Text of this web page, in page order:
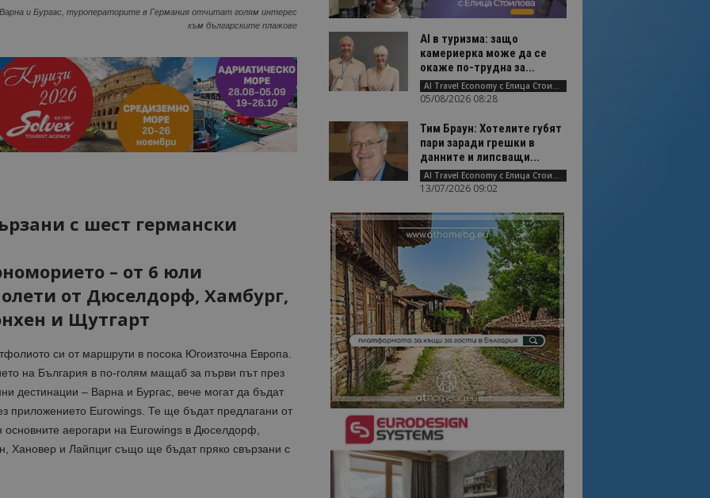
и Бургас, туроператорите в Германия отчитат голям интерес
към българските плажове
с шест германски
– от 6 юли
от Дюселдорф, Хамбург,
и Щутгарт
си от маршрути в посока Югоизточна Европа.
на България в по-голям мащаб за първи път през
дестинации – Варна и Бургас, вече могат да бъдат
приложението Eurowings. Те ще бъдат предлагани от
аерогари на Eurowings в Дюселдорф,
Хановер и Лайпциг също ще бъдат пряко свързани с
AI в туризма: защо
камериерка може да се
окаже по-трудна за...
AI Travel Economy с Елица Стоилова
05/08/2026 08:28
Тим Браун: Хотелите губят
пари заради грешки в
данните и липсващи...
AI Travel Economy с Елица Стоилова
13/07/2026 09:02